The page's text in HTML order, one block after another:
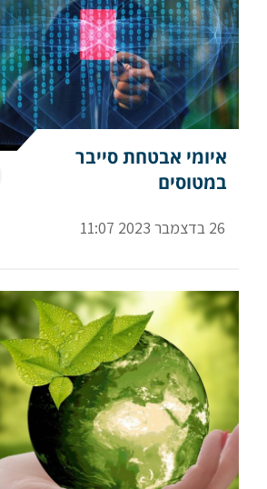
איומי אבטחת סייבר
במטוסים
26 בדצמבר 2023 11:07